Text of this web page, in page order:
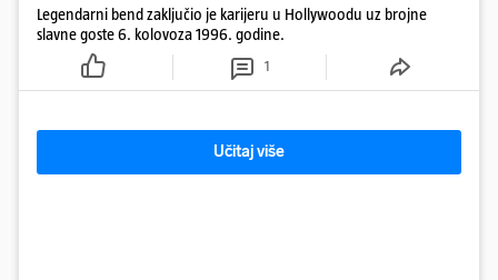
Legendarni bend zaključio je karijeru u Hollywoodu uz brojne
slavne goste 6. kolovoza 1996. godine.
1
Učitaj više